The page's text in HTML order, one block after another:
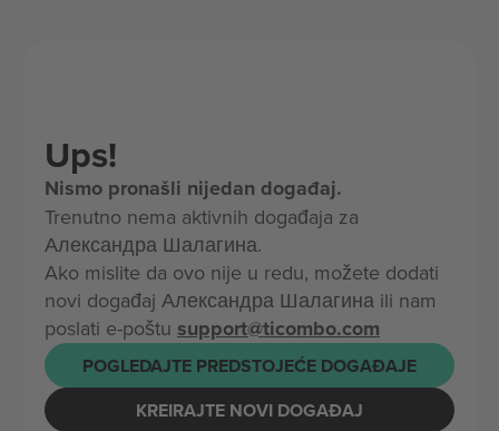
Ups!
Nismo pronašli nijedan događaj.
Trenutno nema aktivnih događaja za
Александра Шалагина.
Ako mislite da ovo nije u redu, možete dodati
novi događaj Александра Шалагина ili nam
poslati e-poštu support@ticombo.com
POGLEDAJTE PREDSTOJEĆE DOGAĐAJE
KREIRAJTE NOVI DOGAĐAJ